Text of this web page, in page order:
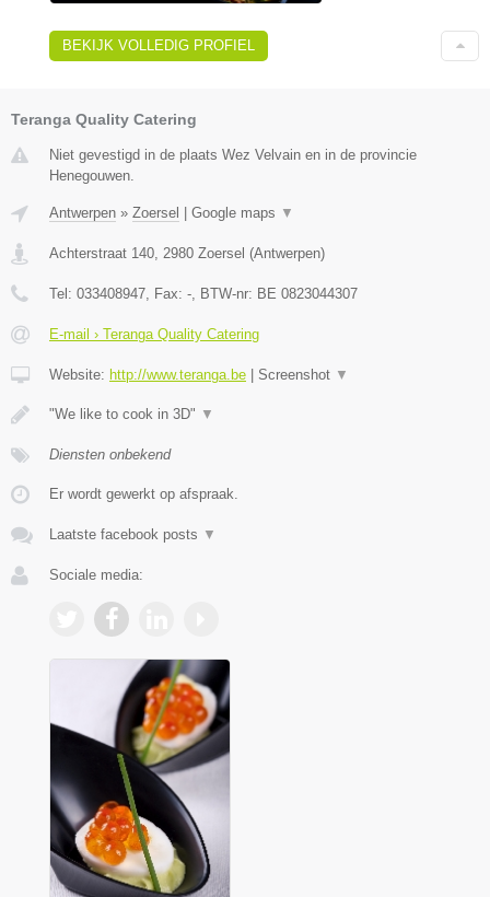
BEKIJK VOLLEDIG PROFIEL
Teranga Quality Catering
Niet gevestigd in de plaats Wez Velvain en in de provincie
Henegouwen.
Antwerpen » Zoersel Google maps ▼
Achterstraat 140 2980 Zoersel (Antwerpen)
Tel: 033408947 , Fax: - , BTW-nr: BE 0823044307
E-mail › Teranga Quality Catering
Website: http://www.teranga.be Screenshot ▼
"We like to cook in 3D" ▼
Diensten onbekend
Er wordt gewerkt op afspraak.
Laatste facebook posts ▼
Sociale media: